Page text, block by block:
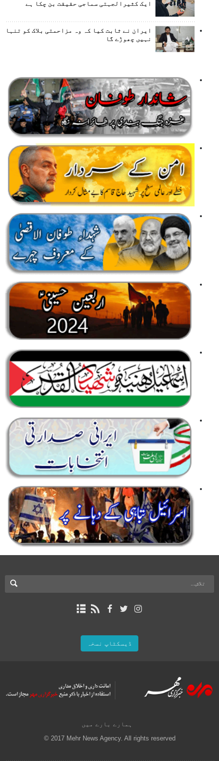
ایک کثیرالجہتی سماجی حقیقت بن چکا ہے
ایران نے ثابت کیا کہ وہ مزاحمتی بلاک کو تنہا
نہیں چھوڑے گا
ڈیسکٹاپ نسخہ
ہمارے بارے میں
© 2017 Mehr News Agency. All rights reserved